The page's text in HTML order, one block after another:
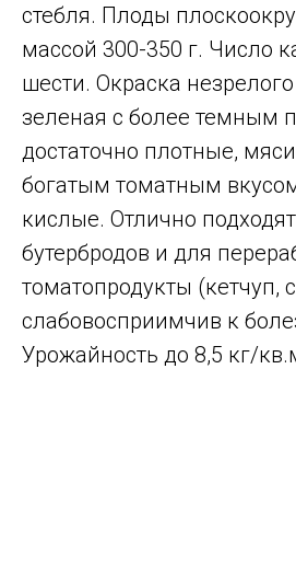
стебля. Плоды
массой 300-350 г. Число
шести. Окраска
зеленая с более темным
достаточно плотные,
богатым томатным
кислые. Отлично
бутербродов и для
томатопродукты (кетчуп,
слабовосприимчив к
Урожайность до 8,5 кг/